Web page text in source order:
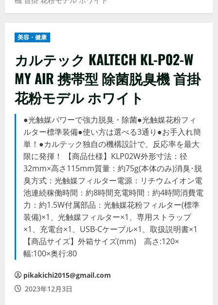
メ
ー美容・健康
カルテック KALTECH KL-P02-W
MY AIR 携帯型 除菌脱臭機 首掛
花粉モデル ホワイト
●光触媒パワーで強力脱臭・除菌●光触媒花粉フィ
ルター標準装備●使い方は選べる3通り●お手入れ簡
単！●カルテック独自の機構設計で、反応率を最大
限に発揮！ 【商品仕様】KLP02W外形寸法：径
32mm×高さ115mm質量：約75g(本体のみ)消臭･脱
臭方式：光触媒フィルター電源：リチウムイオン電
池連続稼働時間：約8時間充電時間：約4時間消費電
力：約1.5W付属部品：光触媒花粉フィルター(標準
装備)×1、光触媒フィルター×1、専用ストラップ
×1、充電台×1、USB-Cケーブル×1、取扱説明書×1
【商品サイズ】外箱サイズ(mm) 高さ:120×
幅:100×奥行:80
pikakichi2015@gmail.com
2023年12月3日